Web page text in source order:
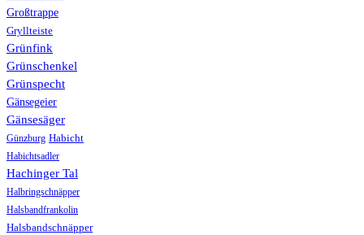
Großtrappe
Gryllteiste
Grünfink
Grünschenkel
Grünspecht
Gänsegeier
Gänsesäger
Günzburg Habicht
Habichtsadler
Hachinger Tal
Halbringschnäpper
Halsbandfrankolin
Halsbandschnäpper